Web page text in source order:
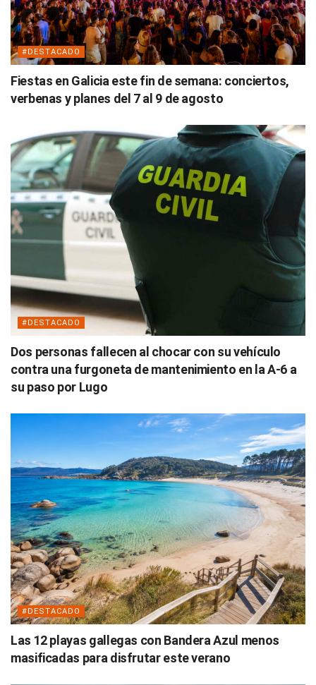
#DESTACADO
Fiestas en Galicia este fin de semana: conciertos,
verbenas y planes del 7 al 9 de agosto
#DESTACADO
Dos personas fallecen al chocar con su vehículo
contra una furgoneta de mantenimiento en la A-6 a
su paso por Lugo
#DESTACADO
Las 12 playas gallegas con Bandera Azul menos
masificadas para disfrutar este verano